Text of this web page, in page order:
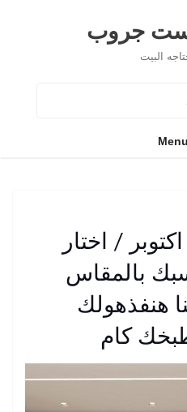
جروب
البيت
Menu
/ اختار
بالمقاس
هنفذهولك
كام